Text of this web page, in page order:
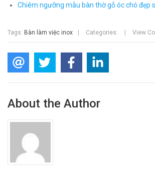
Chiêm ngưỡng mẫu bàn thờ gỗ óc chó đẹp
Tags: Bàn làm việc inox | Categories: | View
About the Author